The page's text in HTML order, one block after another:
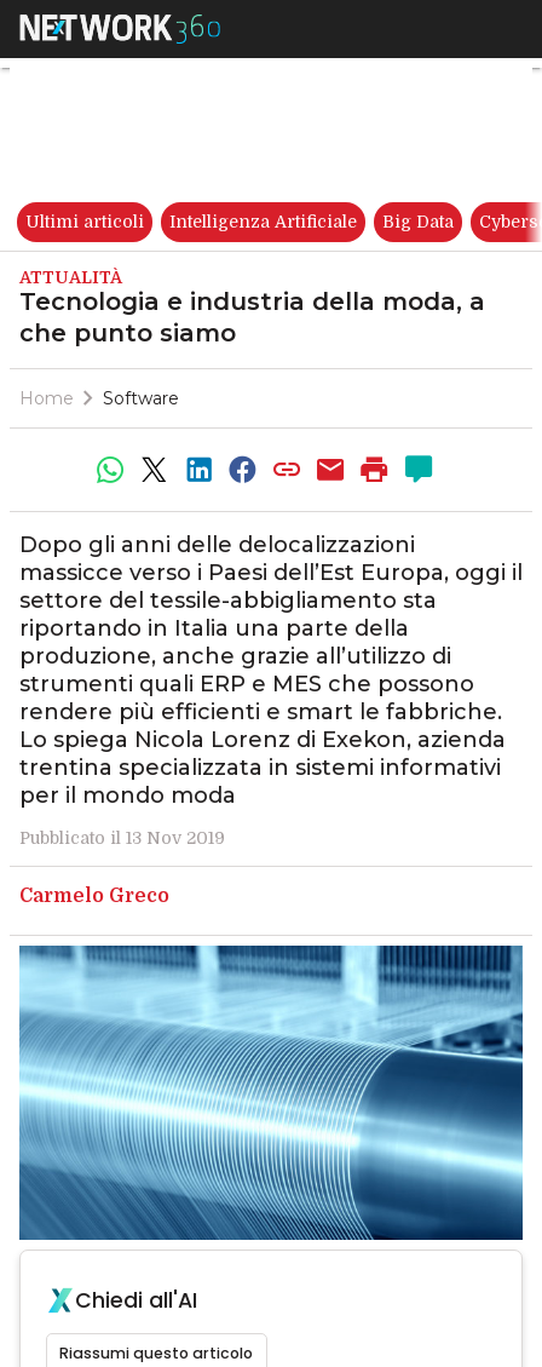
Tecnologia e industria della
Ultimi articoli Intelligenza Artificiale Big Data
ATTUALITÀ
Tecnologia e industria della moda, a
che punto siamo
Home Software
Dopo gli anni delle delocalizzazioni
massicce verso i Paesi dell’Est Europa, oggi il
settore del tessile-abbigliamento sta
riportando in Italia una parte della
produzione, anche grazie all’utilizzo di
strumenti quali ERP e MES che possono
rendere più efficienti e smart le fabbriche.
Lo spiega Nicola Lorenz di Exekon, azienda
trentina specializzata in sistemi informativi
per il mondo moda
Pubblicato il 13 Nov 2019
Carmelo Greco
Chiedi all'AI
Riassumi questo articolo